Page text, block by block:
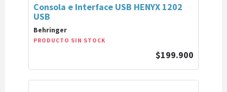
Consola e Interface USB HENYX 1202
USB
Behringer
PRODUCTO SIN STOCK
$199.900